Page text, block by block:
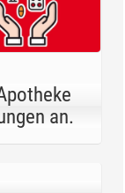
an.